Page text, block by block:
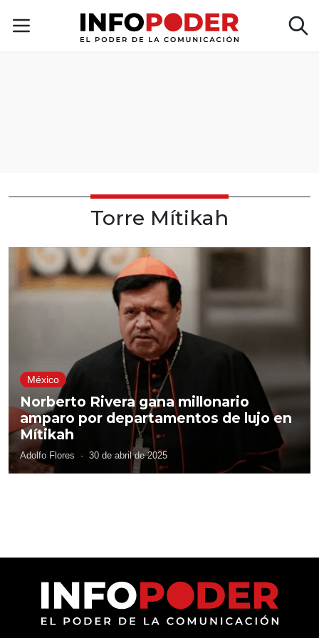
Torre Mítikah
México
Norberto Rivera gana millonario
amparo por departamentos de lujo en
Mítikah
Adolfo Flores · 30 de abril de 2025